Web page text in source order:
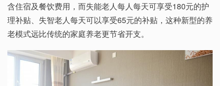
含住宿及餐饮费用，而失能老人每人每天可享受180元的护
理补贴、失智老人每天可以享受65元的补贴，这种新型的养
老模式远比传统的家庭养老更节省开支。